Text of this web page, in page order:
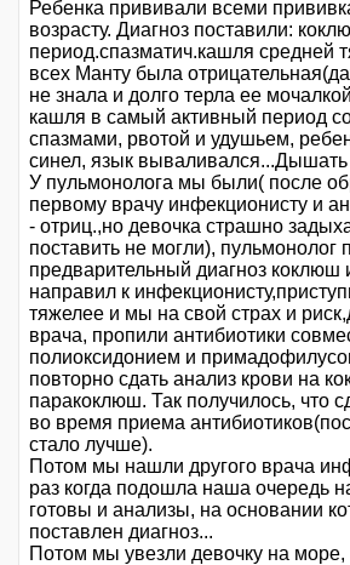
Ребенка прививали всеми
возрасту. Диагноз поставили:
период.спазматич.кашля средней
всех Манту была
не знала и долго терла ее
кашля в самый активный период
спазмами, рвотой и удушьем,
синел, язык вываливался...Дышать
У пульмонолога мы были( после
первому врачу инфекционисту и
- отриц.,но девочка страшно
поставить не могли), пульмонолог
предварительный диагноз коклюш
направил к
тяжелее и мы на свой страх и
врача, пропили антибиотики
полиоксидонием и
повторно сдать анализ крови на
паракоклюш. Так получилось, что
во время приема
стало лучше).
Потом мы нашли другого врача
раз когда подошла наша очередь
готовы и анализы, на основании
поставлен диагноз...
Потом мы увезли девочку на море,